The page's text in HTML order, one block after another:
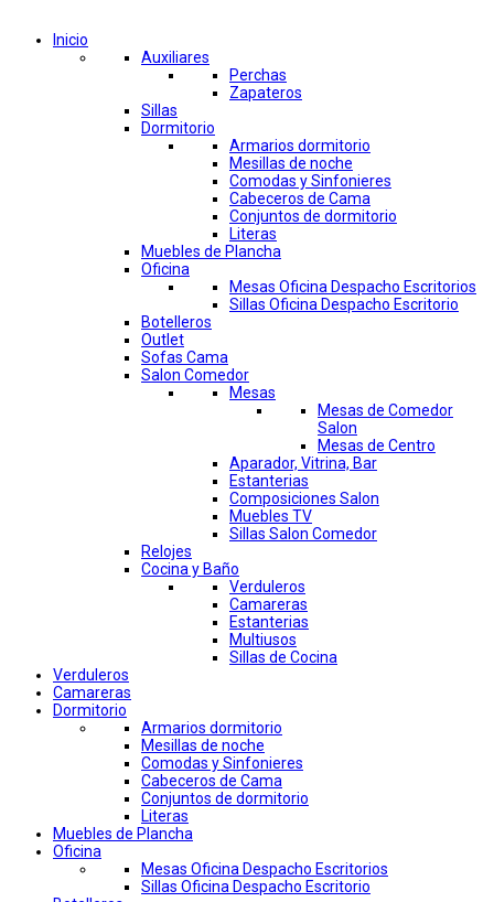
Inicio
Auxiliares
Perchas
Zapateros
Sillas
Dormitorio
Armarios dormitorio
Mesillas de noche
Comodas y Sinfonieres
Cabeceros de Cama
Conjuntos de dormitorio
Literas
Muebles de Plancha
Oficina
Mesas Oficina Despacho Escritorios
Sillas Oficina Despacho Escritorio
Botelleros
Outlet
Sofas Cama
Salon Comedor
Mesas
Mesas de Comedor
Salon
Mesas de Centro
Aparador, Vitrina, Bar
Estanterias
Composiciones Salon
Muebles TV
Sillas Salon Comedor
Relojes
Cocina y Baño
Verduleros
Camareras
Estanterias
Multiusos
Sillas de Cocina
Verduleros
Camareras
Dormitorio
Armarios dormitorio
Mesillas de noche
Comodas y Sinfonieres
Cabeceros de Cama
Conjuntos de dormitorio
Literas
Muebles de Plancha
Oficina
Mesas Oficina Despacho Escritorios
Sillas Oficina Despacho Escritorio